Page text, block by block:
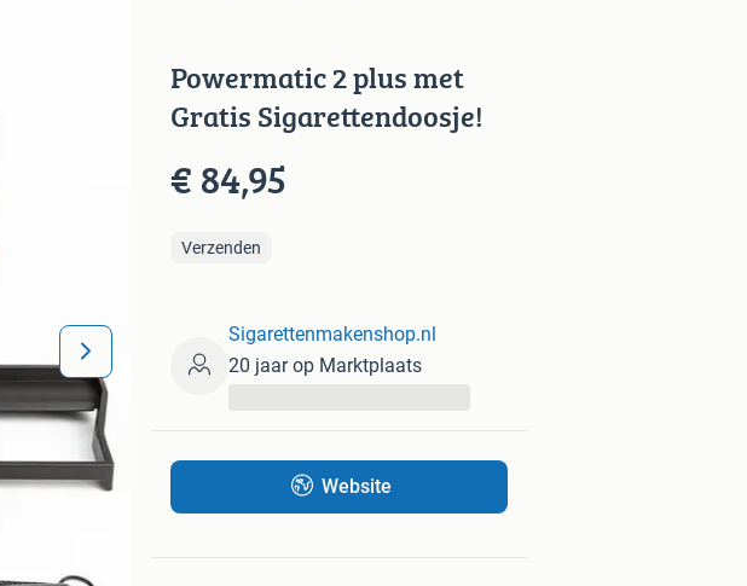
Powermatic 2 plus met
Gratis Sigarettendoosje!
€ 84,95
Verzenden
Sigarettenmakenshop.nl
20 jaar op Marktplaats
Website